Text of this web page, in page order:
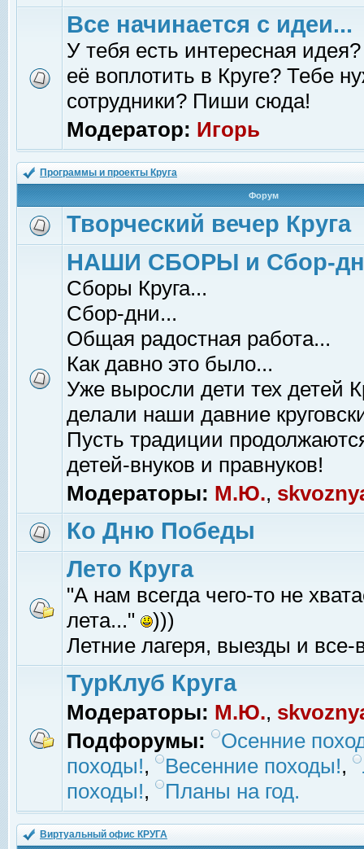
Все начинается с идеи...
У тебя есть интересная
её воплотить в Круге? Тебе
сотрудники? Пиши сюда!
Модератор: Игорь
Программы и проекты Круга
Форум
Творческий вечер Круга
НАШИ СБОРЫ и Сбор-
Сборы Круга...
Сбор-дни...
Общая радостная работа...
Как давно это было...
Уже выросли дети тех детей
делали наши давние
Пусть традиции
детей-внуков и правнуков!
Модераторы: М.Ю.,
Ко Дню Победы
Лето Круга
"А нам всегда чего-то не
лета..."
)))
Летние лагеря, выезды и все-
ТурКлуб Круга
Модераторы: М.Ю.,
Подфорумы:
Осенние
походы!, Весенние походы!,
походы!, Планы на год.
Виртуальный офис КРУГА